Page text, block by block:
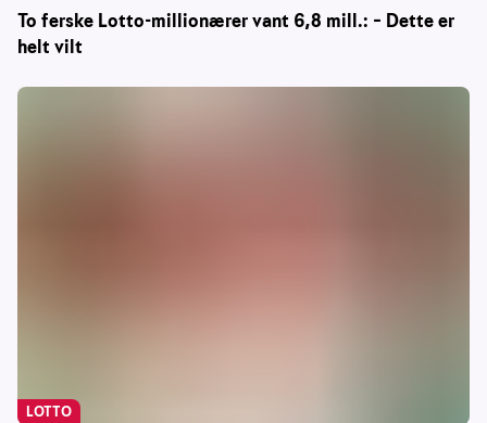
To ferske Lotto-millionærer vant 6,8 mill.: – Dette er
helt vilt
LOTTO